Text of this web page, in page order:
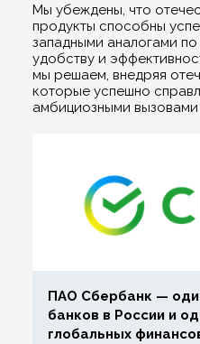
Мы убеждены, что
продукты способны
западными аналогами по
удобству и
мы решаем, внедряя
которые успешно
амбициозными вызовами
ПАО Сбербанк —
банков в России и
глобальных